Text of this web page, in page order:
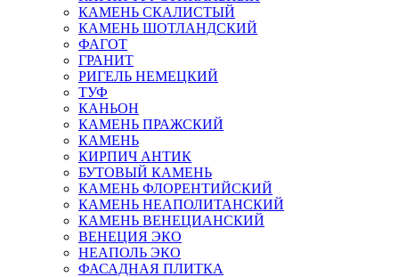
КАМЕНЬ СКАЛИСТЫЙ
КАМЕНЬ ШОТЛАНДСКИЙ
ФАГОТ
ГРАНИТ
РИГЕЛЬ НЕМЕЦКИЙ
ТУФ
КАНЬОН
КАМЕНЬ ПРАЖСКИЙ
КАМЕНЬ
КИРПИЧ АНТИК
БУТОВЫЙ КАМЕНЬ
КАМЕНЬ ФЛОРЕНТИЙСКИЙ
КАМЕНЬ НЕАПОЛИТАНСКИЙ
КАМЕНЬ ВЕНЕЦИАНСКИЙ
ВЕНЕЦИЯ ЭКО
НЕАПОЛЬ ЭКО
ФАСАДНАЯ ПЛИТКА